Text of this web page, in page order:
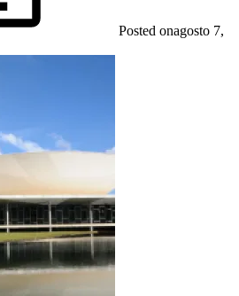
Posted onagosto 7,